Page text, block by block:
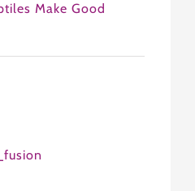
Make Good